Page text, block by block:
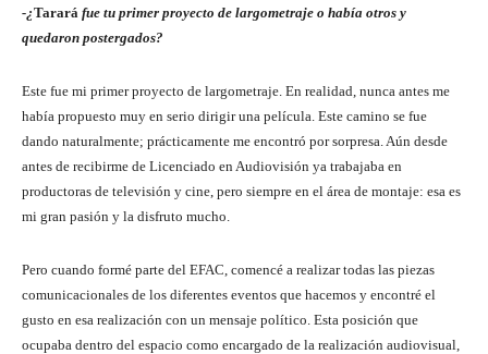
-¿Tarará fue tu primer proyecto de largometraje o había otros y
quedaron postergados?
Este fue mi primer proyecto de largometraje. En realidad, nunca antes me
había propuesto muy en serio dirigir una película. Este camino se fue
dando naturalmente; prácticamente me encontró por sorpresa. Aún desde
antes de recibirme de Licenciado en Audiovisión ya trabajaba en
productoras de televisión y cine, pero siempre en el área de montaje: esa es
mi gran pasión y la disfruto mucho.
Pero cuando formé parte del EFAC, comencé a realizar todas las piezas
comunicacionales de los diferentes eventos que hacemos y encontré el
gusto en esa realización con un mensaje político. Esta posición que
ocupaba dentro del espacio como encargado de la realización audiovisual,